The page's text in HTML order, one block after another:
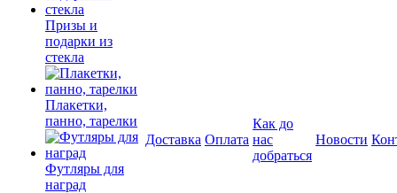
Призы и
подарки из
стекла
Плакетки,
панно, тарелки
Футляры для
наград
Доставка Оплата
Как до
нас
добраться
Новости